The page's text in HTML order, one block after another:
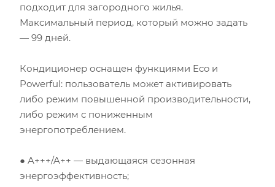
подходит для загородного жилья.
Максимальный период, который можно задать
— 99 дней.
Кондиционер оснащен функциями Eco и
Powerful: пользователь может активировать
либо режим повышенной производительности,
либо режим с пониженным
энергопотреблением.
● A+++/A++ — выдающаяся сезонная
энергоэффективность;